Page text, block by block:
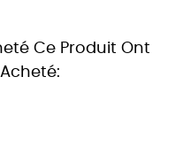
Ce Produit Ont